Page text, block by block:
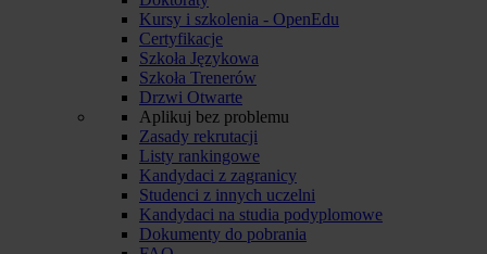
Kursy i szkolenia - OpenEdu
Certyfikacje
Szkoła Językowa
Szkoła Trenerów
Drzwi Otwarte
Aplikuj bez problemu
Zasady rekrutacji
Listy rankingowe
Kandydaci z zagranicy
Studenci z innych uczelni
Kandydaci na studia podyplomowe
Dokumenty do pobrania